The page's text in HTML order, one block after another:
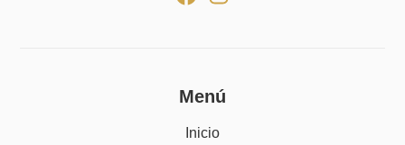
Menú
Inicio